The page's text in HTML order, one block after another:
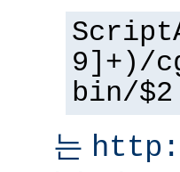
9]+)/
bin/$2
는